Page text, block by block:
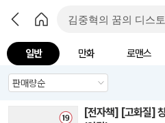
일반 만화 로맨스
[전자책] [고화질]